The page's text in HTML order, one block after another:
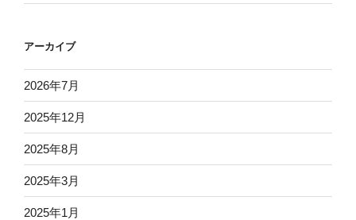
アーカイブ
2026年7月
2025年12月
2025年8月
2025年3月
2025年1月